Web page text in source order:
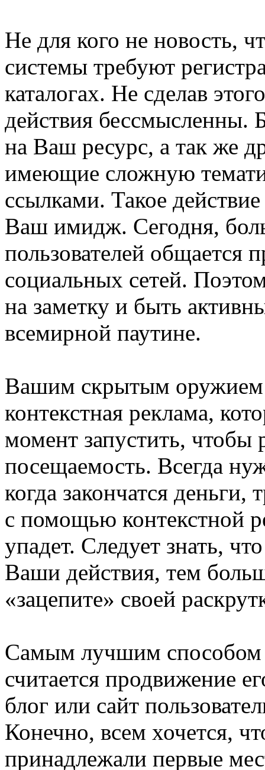
Не для кого не новость,
системы требуют
каталогах. Не сделав
действия бессмысленны.
на Ваш ресурс, а так же
имеющие сложную
ссылками. Такое
Ваш имидж. Сегодня,
пользователей общается
социальных сетей.
на заметку и быть
всемирной паутине.
Вашим скрытым оружием
контекстная реклама,
момент запустить, чтобы
посещаемость. Всегда
когда закончатся
с помощью контекстной
упадет. Следует знать,
Ваши действия, тем
«зацепите» своей
Самым лучшим способом
считается продвижение
блог или сайт
Конечно, всем хочется,
принадлежали первые